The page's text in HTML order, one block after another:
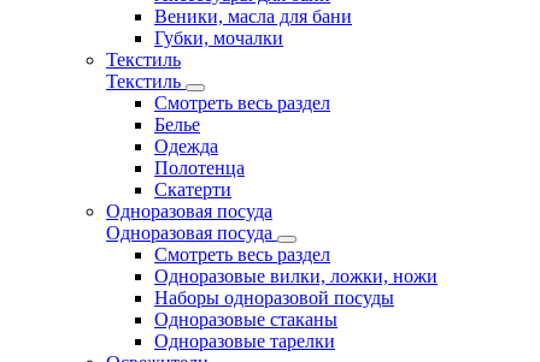
Веники, масла для бани
Губки, мочалки
Текстиль
Текстиль
Смотреть весь раздел
Белье
Одежда
Полотенца
Скатерти
Одноразовая посуда
Одноразовая посуда
Смотреть весь раздел
Одноразовые вилки, ложки, ножи
Наборы одноразовой посуды
Одноразовые стаканы
Одноразовые тарелки